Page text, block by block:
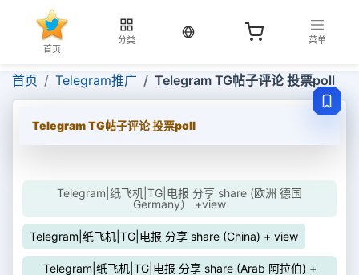
首页
分类
当前语言：中文
菜单
首页 Telegram推广 Telegram TG帖子评论 投票poll
Telegram TG帖子评论 投票poll
Telegram|纸飞机|TG|电报 分享 share (欧洲 德国
Germany） +view
Telegram|纸飞机|TG|电报 分享 share (China) + view
Telegram|纸飞机|TG|电报 分享 share (Arab 阿拉伯) +